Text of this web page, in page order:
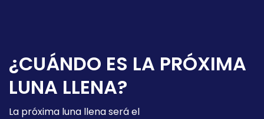
¿CUÁNDO ES LA PRÓXIMA
LUNA LLENA?
La próxima luna llena será el